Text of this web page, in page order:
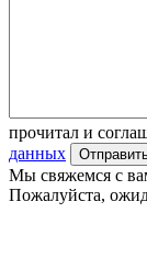
прочитал и
данных
Мы свяжемся с
Пожалуйста,